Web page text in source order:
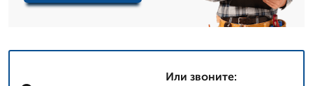
Или звоните: